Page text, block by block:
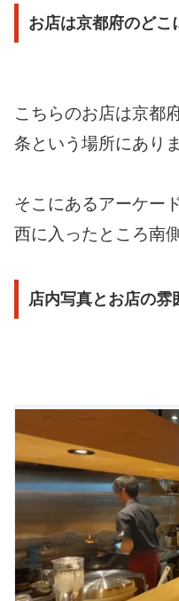
お店は京都府のどこ
こちらのお店は京都
条という場所にありま
そこにあるアーケー
西に入ったところ南
店内写真とお店の雰